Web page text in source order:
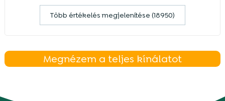
Több értékelés megjelenítése (18950)
Megnézem a teljes kínálatot